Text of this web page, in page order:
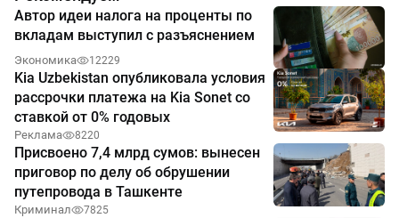
Автор идеи налога на проценты по
вкладам выступил с разъяснением
Экономика 12229
Kia Uzbekistan опубликовала условия
рассрочки платежа на Kia Sonet со
ставкой от 0% годовых
Реклама 8220
Присвоено 7,4 млрд сумов: вынесен
приговор по делу об обрушении
путепровода в Ташкенте
Криминал 7825